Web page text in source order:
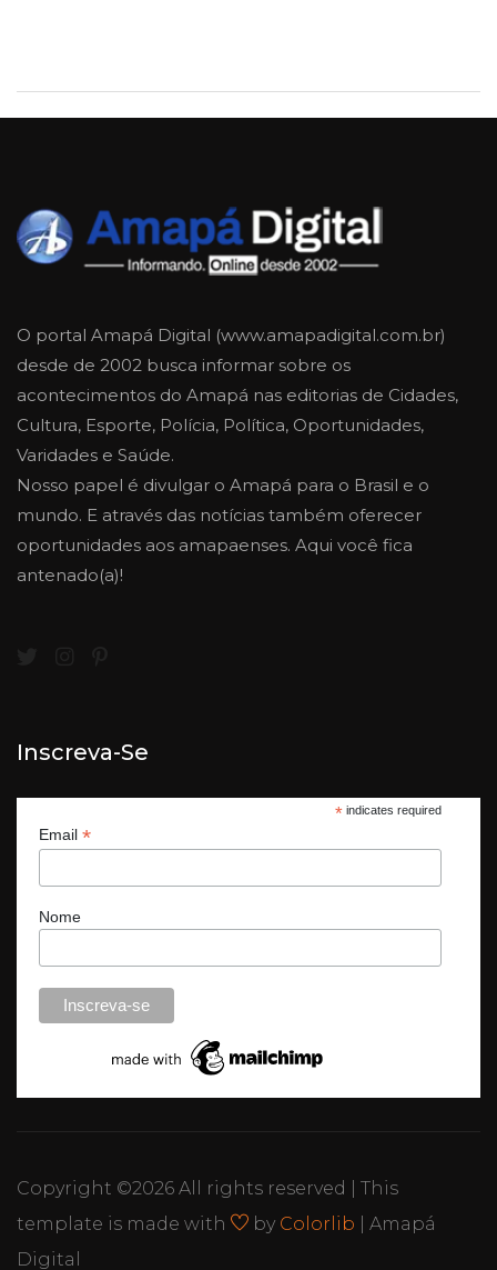
O portal Amapá Digital (www.amapadigital.com.br)
desde de 2002 busca informar sobre os
acontecimentos do Amapá nas editorias de Cidades,
Cultura, Esporte, Polícia, Política, Oportunidades,
Varidades e Saúde.
Nosso papel é divulgar o Amapá para o Brasil e o
mundo. E através das notícias também oferecer
oportunidades aos amapaenses. Aqui você fica
antenado(a)!
Inscreva-Se
*indicates required
Email *
Nome
Copyright ©2026 All rights reserved | This
template is made with
by Colorlib | Amapá
Digital